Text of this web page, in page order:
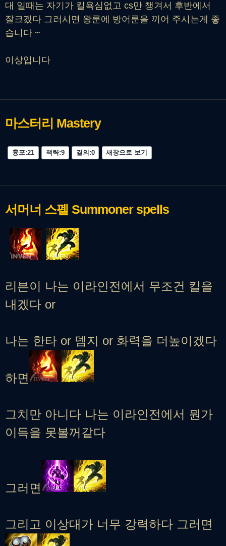
대 일때는 자기가 킬욕심없고 cs만 챙겨서 후반에서
잘크겠다 그러시면 왕룬에 방어룬을 끼어 주시는게 좋
습니다 ~
이상입니다
마스터리 Mastery
흉포:21 책략:9 결의:0 새창으로 보기
서머너 스펠 Summoner spells
리븐이 나는 이라인전에서 무조건 킬을
내겠다 or
나는 한타 or 뎀지 or 화력을 더높이겠다
하면
그치만 아니다 나는 이라인전에서 뭔가
이득을 못볼꺼같다
그러면
그리고 이상대가 너무 강력하다 그러면